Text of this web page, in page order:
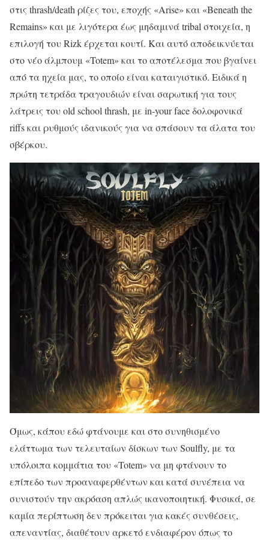
στις thrash/death ρίζες του, εποχής «Arise» και «Beneath the
Remains» και με λιγότερα έως μηδαμινά tribal στοιχεία, η
επιλογή του Rizk έρχεται κουτί. Και αυτό αποδεικνύεται
στο νέο άλμπουμ «Totem» και το αποτέλεσμα που βγαίνει
από τα ηχεία μας, το οποίο είναι καταιγιστικό. Ειδικά η
πρώτη τετράδα τραγουδιών είναι σαρωτική για τους
λάτρεις του old school thrash, με in-your face δολοφονικά
riffs και ρυθμούς ιδανικούς για να σπάσουν τα άλατα του
σβέρκου.
Όμως, κάπου εδώ φτάνουμε και στο συνηθισμένο
ελάττωμα των τελευταίων δίσκων των Soulfly, με τα
υπόλοιπα κομμάτια του «Totem» να μη φτάνουν το
επίπεδο των προαναφερθέντων και κατά συνέπεια να
συνιστούν την ακρόαση απλώς ικανοποιητική. Φυσικά, σε
καμία περίπτωση δεν πρόκειται για κακές συνθέσεις,
απεναντίας, διαθέτουν αρκετό ενδιαφέρον όπως το